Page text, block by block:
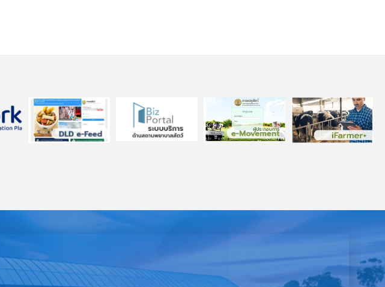
ตว์ปขมิ้นชันเพื่อการเภสัชกรรม ภายใต้โครงการความร่วมมือ ระหว่างเยอรมัน-ไทย“ จังหวัดสตูล